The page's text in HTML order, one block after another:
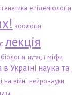
епідеміологія
зоологія
лекція
мутації міфи
в Україні наука та
на війні нейронауки